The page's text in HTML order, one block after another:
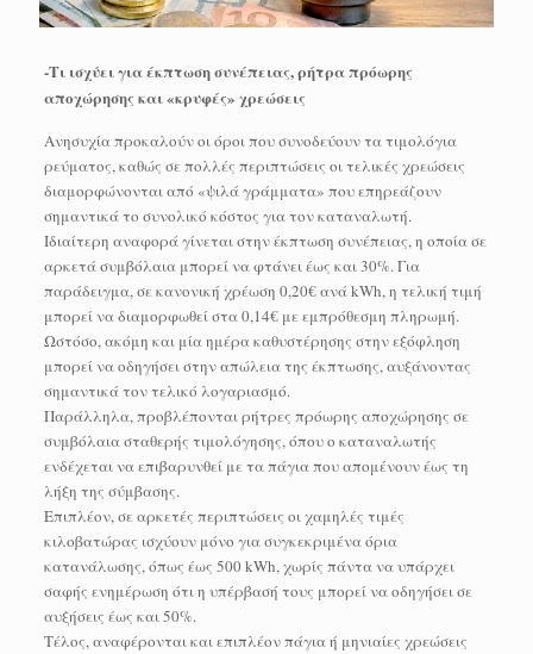
-Τι ισχύει για έκπτωση συνέπειας, ρήτρα πρόωρης
αποχώρησης και «κρυφές» χρεώσεις
Ανησυχία προκαλούν οι όροι που συνοδεύουν τα τιμολόγια
ρεύματος, καθώς σε πολλές περιπτώσεις οι τελικές χρεώσεις
διαμορφώνονται από «ψιλά γράμματα» που επηρεάζουν
σημαντικά το συνολικό κόστος για τον καταναλωτή.
Ιδιαίτερη αναφορά γίνεται στην έκπτωση συνέπειας, η οποία σε
αρκετά συμβόλαια μπορεί να φτάνει έως και 30%. Για
παράδειγμα, σε κανονική χρέωση 0,20€ ανά kWh, η τελική τιμή
μπορεί να διαμορφωθεί στα 0,14€ με εμπρόθεσμη πληρωμή.
Ωστόσο, ακόμη και μία ημέρα καθυστέρησης στην εξόφληση
μπορεί να οδηγήσει στην απώλεια της έκπτωσης, αυξάνοντας
σημαντικά τον τελικό λογαριασμό.
Παράλληλα, προβλέπονται ρήτρες πρόωρης αποχώρησης σε
συμβόλαια σταθερής τιμολόγησης, όπου ο καταναλωτής
ενδέχεται να επιβαρυνθεί με τα πάγια που απομένουν έως τη
λήξη της σύμβασης.
Επιπλέον, σε αρκετές περιπτώσεις οι χαμηλές τιμές
κιλοβατώρας ισχύουν μόνο για συγκεκριμένα όρια
κατανάλωσης, όπως έως 500 kWh, χωρίς πάντα να υπάρχει
σαφής ενημέρωση ότι η υπέρβασή τους μπορεί να οδηγήσει σε
αυξήσεις έως και 50%.
Τέλος, αναφέρονται και επιπλέον πάγια ή μηνιαίες χρεώσεις